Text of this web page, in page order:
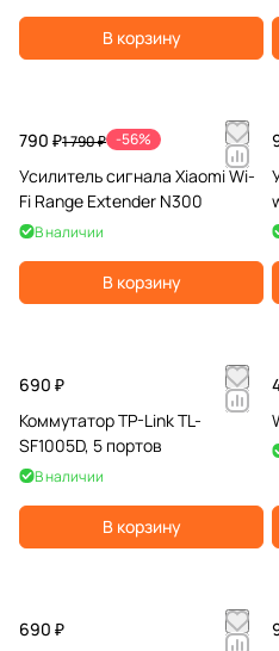
В корзину
790 ₽1 790 ₽ -56%
Усилитель сигнала Xiaomi Wi-
Fi Range Extender N300
В наличии
В корзину
690 ₽
Коммутатор TP-Link TL-
SF1005D, 5 портов
В наличии
В корзину
690 ₽